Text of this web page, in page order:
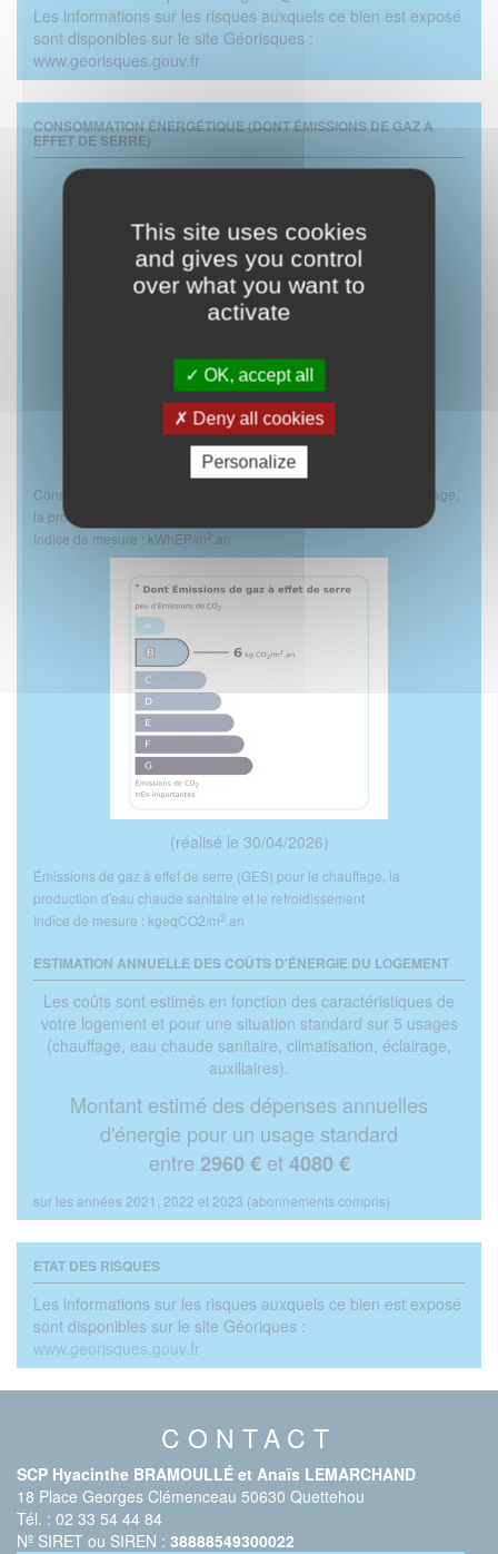
Les informations sur les risques auxquels ce bien est exposé
sont disponibles sur le site Géorisques :
www.georisques.gouv.fr
CONSOMMATION ÉNERGÉTIQUE (DONT ÉMISSIONS DE GAZ À
EFFET DE SERRE)
(réalisé le 30/04/2026)
Consommations énergétiques (en énergie primaire) pour le chauffage,
la production d'eau chaude sanitaire et le refroidissement
Indice de mesure : kWhEP/m2 .an
(réalisé le 30/04/2026)
Émissions de gaz à effet de serre (GES) pour le chauffage, la
production d'eau chaude sanitaire et le refroidissement
Indice de mesure : kgeqCO2/m2 .an
ESTIMATION ANNUELLE DES COÛTS D'ÉNERGIE DU LOGEMENT
Les coûts sont estimés en fonction des caractéristiques de
votre logement et pour une situation standard sur 5 usages
(chauffage, eau chaude sanitaire, climatisation, éclairage,
auxiliaires).
Montant estimé des dépenses annuelles
d'énergie pour un usage standard
entre 2960 €et4080 €
sur les années 2021, 2022 et 2023 (abonnements compris)
ETAT DES RISQUES
Les informations sur les risques auxquels ce bien est exposé
sont disponibles sur le site Géoriques :
www.georisques.gouv.fr
CONTACT
SCP Hyacinthe BRAMOULLÉ et Anaïs LEMARCHAND
18 Place Georges Clémenceau 50630 Quettehou
Tél. : 02 33 54 44 84
Nº SIRET ou SIREN : 38888549300022
This site uses cookies
and gives you control
over what you want to
activate
OK, accept all
Deny all cookies
Personalize